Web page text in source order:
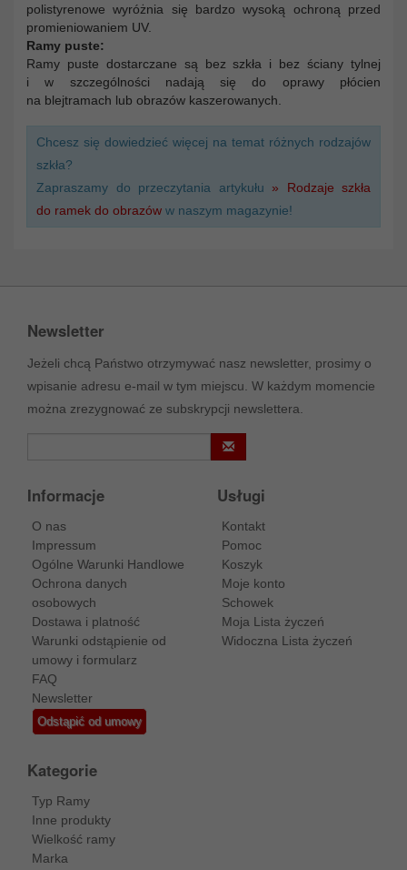
polistyrenowe wyróżnia się bardzo wysoką ochroną przed
promieniowaniem UV.
Ramy puste:
Ramy puste dostarczane są bez szkła i bez ściany tylnej
i w szczególności nadają się do oprawy płócien
na blejtramach lub obrazów kaszerowanych.
Chcesz się dowiedzieć więcej na temat różnych rodzajów
szkła?
Zapraszamy do przeczytania artykułu » Rodzaje szkła
do ramek do obrazów w naszym magazynie!
Newsletter
Jeżeli chcą Państwo otrzymywać nasz newsletter, prosimy o
wpisanie adresu e-mail w tym miejscu. W każdym momencie
można zrezygnować ze subskrypcji newslettera.
Informacje
O nas
Impressum
Ogólne Warunki Handlowe
Ochrona danych
osobowych
Dostawa i platność
Warunki odstąpienie od
umowy i formularz
FAQ
Newsletter
Odstąpić od umowy
Usługi
Kontakt
Pomoc
Koszyk
Moje konto
Schowek
Moja Lista życzeń
Widoczna Lista życzeń
Kategorie
Typ Ramy
Inne produkty
Wielkość ramy
Marka